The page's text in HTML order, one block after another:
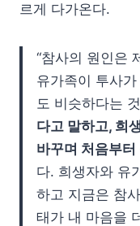
르게 다가온다.
“참사의 원인은
유가족이 투사
도 비슷하다는
다고 말하고, 희
바꾸며 처음부
다. 희생자와 유
하고 지금은 참
태가 내 마음을